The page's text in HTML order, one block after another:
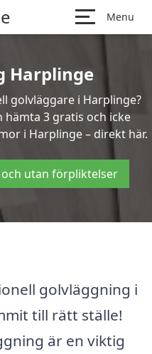
Menu
Harplinge
golvläggare i Harplinge?
3 gratis och icke
i Harplinge – direkt här.
utan förpliktelser
golvläggning i
till rätt ställe!
är en viktig